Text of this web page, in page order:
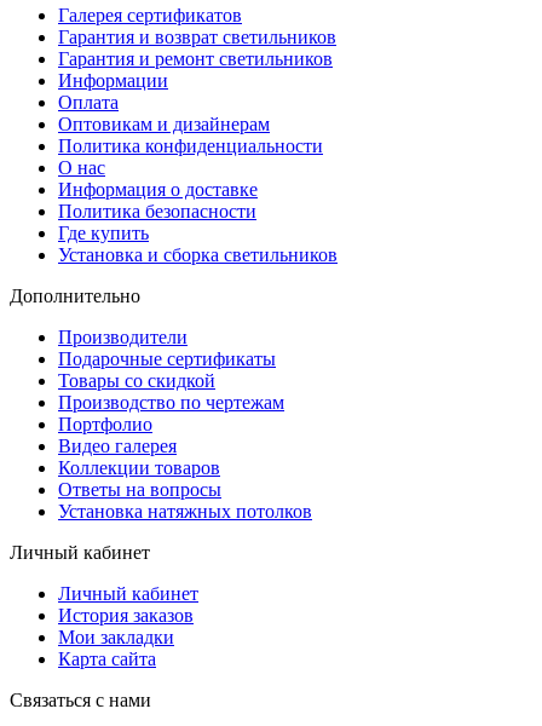
Галерея сертификатов
Гарантия и возврат светильников
Гарантия и ремонт светильников
Информации
Оплата
Оптовикам и дизайнерам
Политика конфиденциальности
О нас
Информация о доставке
Политика безопасности
Где купить
Установка и сборка светильников
Дополнительно
Производители
Подарочные сертификаты
Товары со скидкой
Производство по чертежам
Портфолио
Видео галерея
Коллекции товаров
Ответы на вопросы
Установка натяжных потолков
Личный кабинет
Личный кабинет
История заказов
Мои закладки
Карта сайта
Связаться с нами